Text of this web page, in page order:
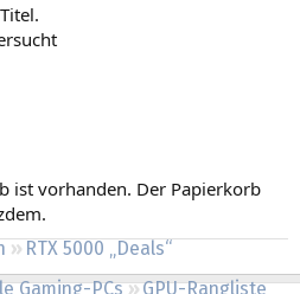
RTX 5000 „Deals“
Gaming-PCs
GPU-Rangliste
ist vorhanden. Der Papierkorb